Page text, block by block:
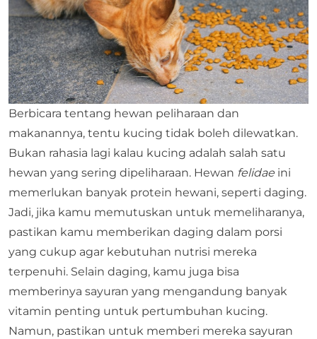
Berbicara tentang hewan peliharaan dan
makanannya, tentu kucing tidak boleh dilewatkan.
Bukan rahasia lagi kalau kucing adalah salah satu
hewan yang sering dipeliharaan. Hewan felidae ini
memerlukan banyak protein hewani, seperti daging.
Jadi, jika kamu memutuskan untuk memeliharanya,
pastikan kamu memberikan daging dalam porsi
yang cukup agar kebutuhan nutrisi mereka
terpenuhi. Selain daging, kamu juga bisa
memberinya sayuran yang mengandung banyak
vitamin penting untuk pertumbuhan kucing.
Namun, pastikan untuk memberi mereka sayuran